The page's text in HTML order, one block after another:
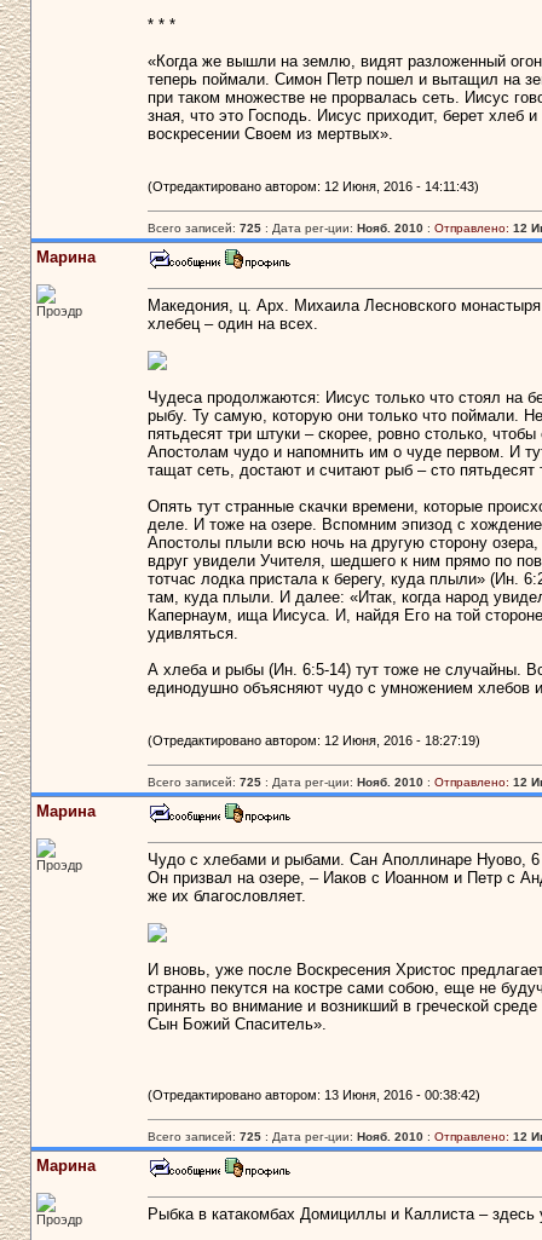
* * *
«Когда же вышли на землю, видят разложенный
теперь поймали. Симон Петр пошел и вытащил на
при таком множестве не прорвалась сеть. Иисус
зная, что это Господь. Иисус приходит, берет
воскресении Своем из мертвых».
(Отредактировано автором: 12 Июня, 2016 - 14:11:43)
Всего записей: 725: Дата рег-ции: Нояб. 2010: Отправлено: 12
Марина
Проэдр
Македония, ц. Арх. Михаила Лесновского
хлебец – один на всех.
Чудеса продолжаются: Иисус только что стоял на
рыбу. Ту самую, которую они только что поймали.
пятьдесят три штуки – скорее, ровно столько,
Апостолам чудо и напомнить им о чуде первом. И
тащат сеть, достают и считают рыб – сто
Опять тут странные скачки времени, которые
деле. И тоже на озере. Вспомним эпизод с
Апостолы плыли всю ночь на другую сторону
вдруг увидели Учителя, шедшего к ним прямо по
тотчас лодка пристала к берегу, куда плыли» (Ин.
там, куда плыли. И далее: «Итак, когда народ
Капернаум, ища Иисуса. И, найдя Его на той
удивляться.
А хлеба и рыбы (Ин. 6:5-14) тут тоже не случайны.
единодушно объясняют чудо с умножением хлебов
(Отредактировано автором: 12 Июня, 2016 - 18:27:19)
Всего записей: 725: Дата рег-ции: Нояб. 2010: Отправлено: 12
Марина
Проэдр
Чудо с хлебами и рыбами. Сан Аполлинаре Нуово, 6
Он призвал на озере, – Иаков с Иоанном и Петр с
же их благословляет.
И вновь, уже после Воскресения Христос
странно пекутся на костре сами собою, еще не
принять во внимание и возникший в греческой
Сын Божий Спаситель».
(Отредактировано автором: 13 Июня, 2016 - 00:38:42)
Всего записей: 725: Дата рег-ции: Нояб. 2010: Отправлено: 12
Марина
Проэдр Рыбка в катакомбах Домициллы и Каллиста –